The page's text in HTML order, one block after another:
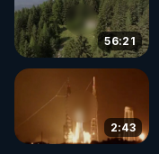
56:21
2:43